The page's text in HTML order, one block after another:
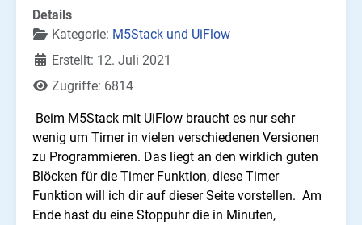
Details
Kategorie: M5Stack und UiFlow
Erstellt: 12. Juli 2021
Zugriffe: 6814
Beim M5Stack mit UiFlow braucht es nur sehr
wenig um Timer in vielen verschiedenen Versionen
zu Programmieren. Das liegt an den wirklich guten
Blöcken für die Timer Funktion, diese Timer
Funktion will ich dir auf dieser Seite vorstellen. Am
Ende hast du eine Stoppuhr die in Minuten,